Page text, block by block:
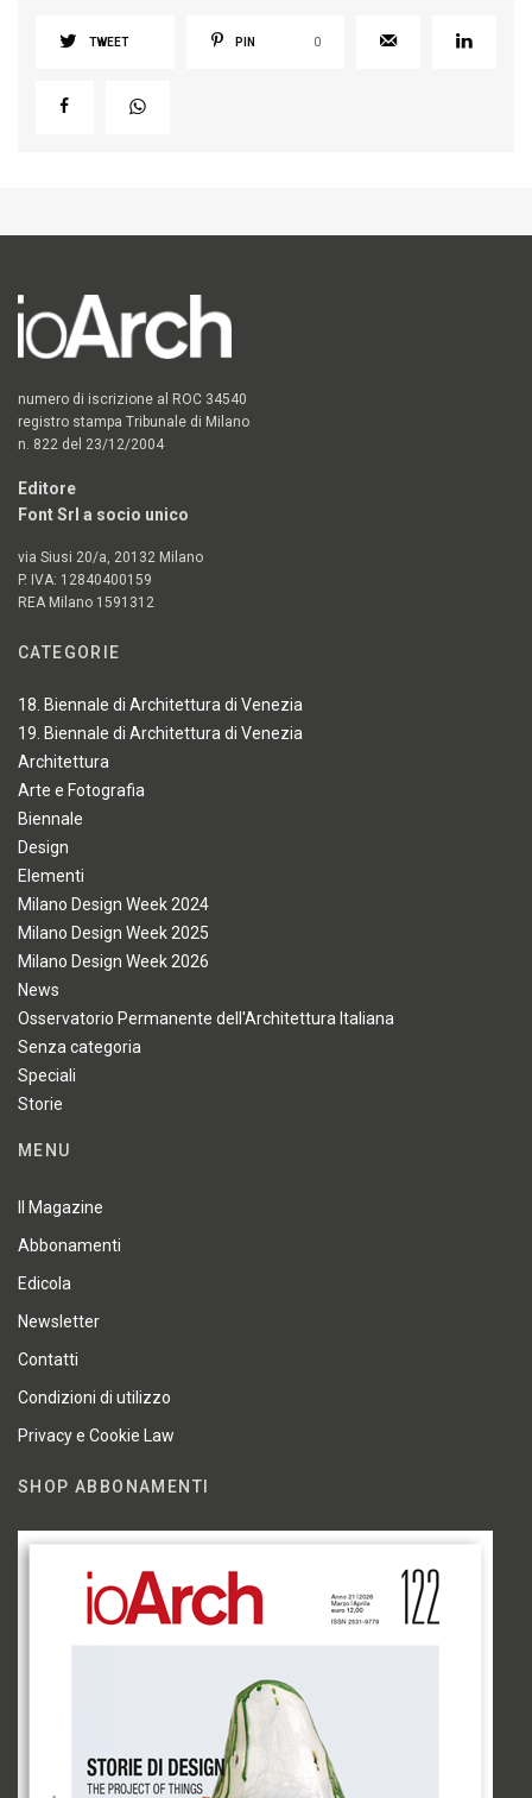
TWEET PIN 0
numero di iscrizione al ROC 34540
registro stampa Tribunale di Milano
n. 822 del 23/12/2004
Editore
Font Srl a socio unico
via Siusi 20/a, 20132 Milano
P. IVA: 12840400159
REA Milano 1591312
CATEGORIE
18. Biennale di Architettura di Venezia
19. Biennale di Architettura di Venezia
Architettura
Arte e Fotografia
Biennale
Design
Elementi
Milano Design Week 2024
Milano Design Week 2025
Milano Design Week 2026
News
Osservatorio Permanente dell'Architettura Italiana
Senza categoria
Speciali
Storie
MENU
Il Magazine
Abbonamenti
Edicola
Newsletter
Contatti
Condizioni di utilizzo
Privacy e Cookie Law
SHOP ABBONAMENTI